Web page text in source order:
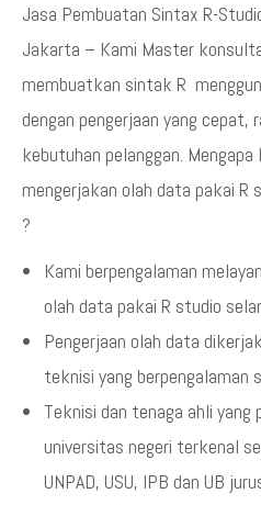
Jasa Pembuatan Sintax R-
Jakarta – Kami Master
membuatkan sintak R
dengan pengerjaan yang cepat,
kebutuhan pelanggan.
mengerjakan olah data pakai R
?
Kami berpengalaman
olah data pakai R studio
Pengerjaan olah data
teknisi yang berpengalaman
Teknisi dan tenaga ahli yang
universitas negeri terkenal
UNPAD, USU, IPB dan UB